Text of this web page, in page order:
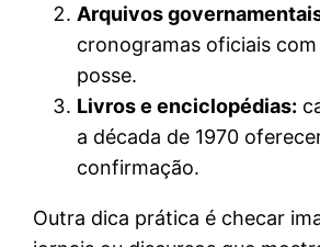
Arquivos
cronogramas oficiais
posse.
Livros e enciclopédias:
a década de 1970
confirmação.
Outra dica prática é checar